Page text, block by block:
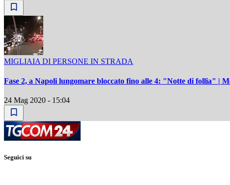
MIGLIAIA DI PERSONE IN STRADA
Fase 2, a Napoli lungomare bloccato fino alle 4: "Notte di follia" |
24 Mag 2020 - 15:04
Seguici su